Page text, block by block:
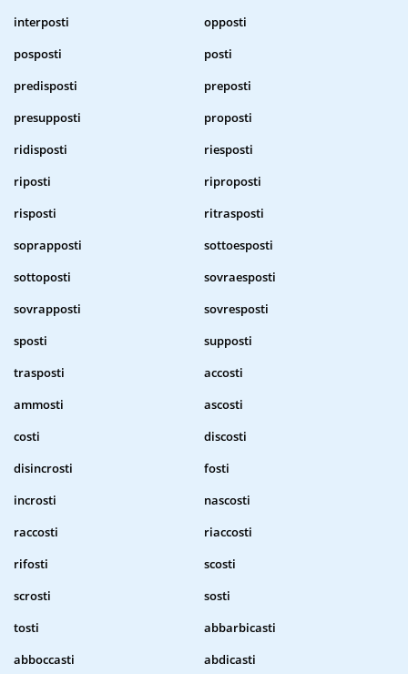
interposti
opposti
posposti
posti
predisposti
preposti
presupposti
proposti
ridisposti
riesposti
riposti
riproposti
risposti
ritrasposti
soprapposti
sottoesposti
sottoposti
sovraesposti
sovrapposti
sovresposti
sposti
supposti
trasposti
accosti
ammosti
ascosti
costi
discosti
disincrosti
fosti
incrosti
nascosti
raccosti
riaccosti
rifosti
scosti
scrosti
sosti
tosti
abbarbicasti
abboccasti
abdicasti